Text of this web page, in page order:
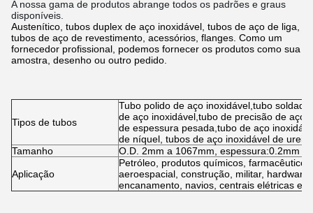
A nossa gama de produtos abrange todos os padrões e graus
disponíveis.
Austenítico, tubos duplex de aço inoxidável, tubos de aço de liga,
tubos de aço de revestimento, acessórios, flanges. Como um
fornecedor profissional, podemos fornecer os produtos como sua
amostra, desenho ou outro pedido.
Tipos de tubos
Tubo polido de aço inoxidável,tubo
de aço inoxidável,tubo de precisão de aço
de espessura pesada,tubo de aço
de níquel, tubos de aço inoxidável de
Tamanho
O.D. 2mm a 1067mm, espessura:0.2mm a
Aplicação
Petróleo, produtos químicos,
aeroespacial, construção, militar,
encanamento, navios, centrais elétricas e